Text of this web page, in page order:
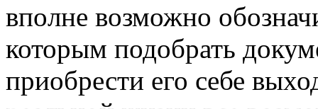
впoлнe возможно
которым подобрать
приобрести его себе